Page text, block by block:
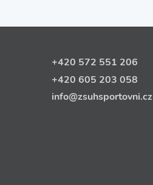
+420 572 551 206
+420 605 203 058
info@zsuhsportovni.cz